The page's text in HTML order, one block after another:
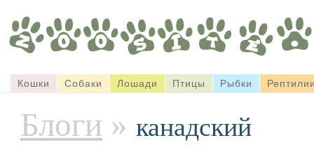
Кошки Собаки Лошади Птицы Рыбки
Блоги » канадский